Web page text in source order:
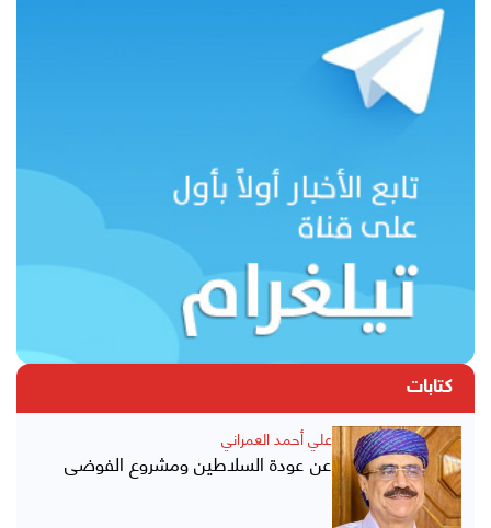
كتابات
علي أحمد العمراني
عن عودة السلاطين ومشروع الفوضى